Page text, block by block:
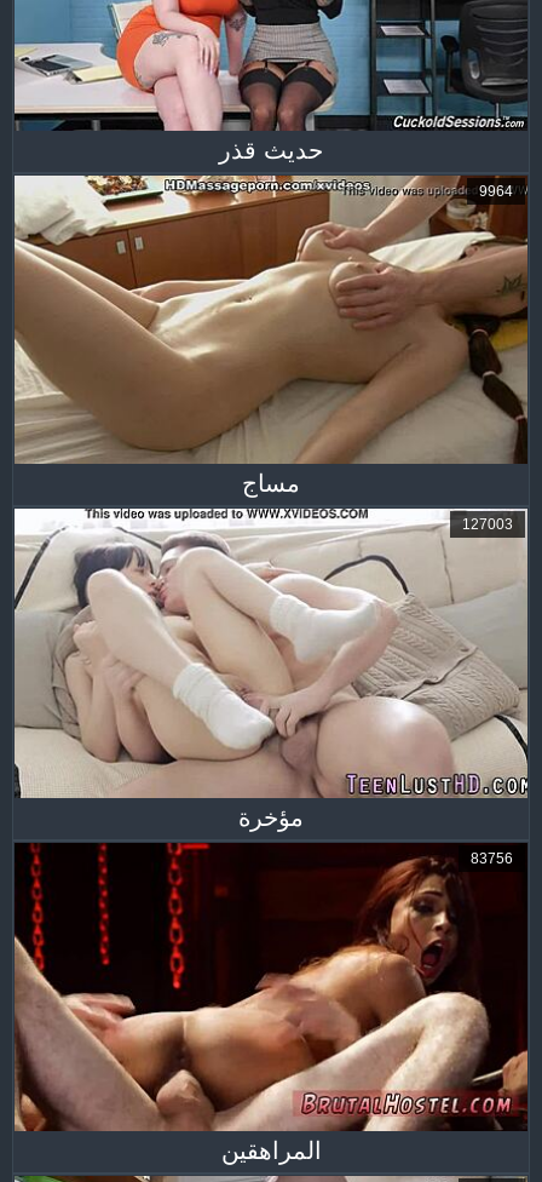
حديث قذر
9964
مساج
127003
مؤخرة
83756
المراهقين